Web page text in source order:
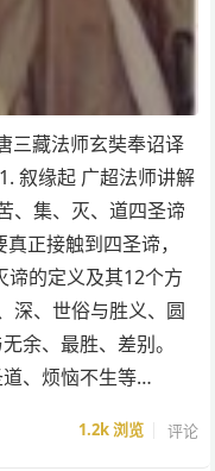
三藏法师玄奘奉诏译
叙缘起 广超法师讲解
、集、灭、道四圣谛
正接触到四圣谛，
谛的定义及其12个方
深、世俗与胜义、圆
余、最胜、差别。
、烦恼不生等…
1.2k浏览 评论